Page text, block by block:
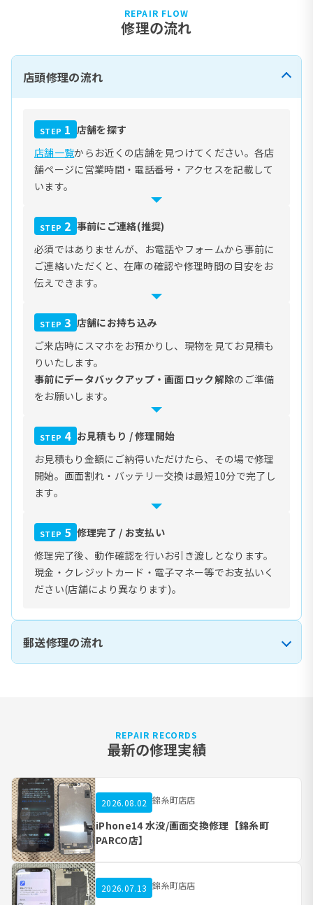
REPAIR FLOW
修理の流れ
店頭修理の流れ
STEP 1 店舗を探す
店舗一覧からお近くの店舗を見つけてください。各店
舗ページに営業時間・電話番号・アクセスを記載して
います。
STEP 2 事前にご連絡(推奨)
必須ではありませんが、お電話やフォームから事前に
ご連絡いただくと、在庫の確認や修理時間の目安をお
伝えできます。
STEP 3 店舗にお持ち込み
ご来店時にスマホをお預かりし、現物を見てお見積も
りいたします。
事前にデータバックアップ・画面ロック解除のご準備
をお願いします。
STEP 4 お見積もり / 修理開始
お見積もり金額にご納得いただけたら、その場で修理
開始。画面割れ・バッテリー交換は最短10分で完了し
ます。
STEP 5 修理完了 / お支払い
修理完了後、動作確認を行いお引き渡しとなります。
現金・クレジットカード・電子マネー等でお支払いく
ださい(店舗により異なります)。
郵送修理の流れ
REPAIR RECORDS
最新の修理実績
2026.08.02 錦糸町店店
iPhone14 水没/画面交換修理【錦糸町
PARCO店】
2026.07.13 錦糸町店店